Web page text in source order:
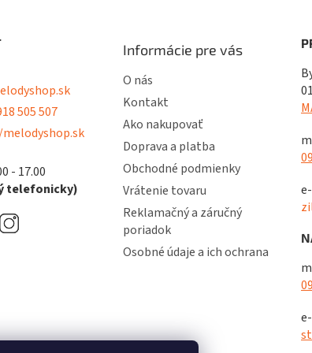
505 507
- 17.00
telefonicky)
Informácie pre vás
O nás
Kontakt
Ako nakupovať
Doprava a platba
Obchodné podmienky
Vrátenie tovaru
Reklamačný a záručný
poriadok
Osobné údaje a ich ochrana